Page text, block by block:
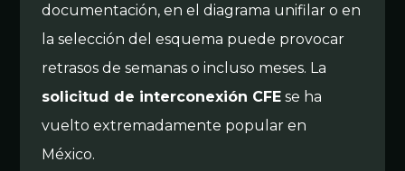
documentación, en el diagrama unifilar o en
la selección del esquema puede provocar
retrasos de semanas o incluso meses. La
solicitud de interconexión CFE se ha
vuelto extremadamente popular en
México.